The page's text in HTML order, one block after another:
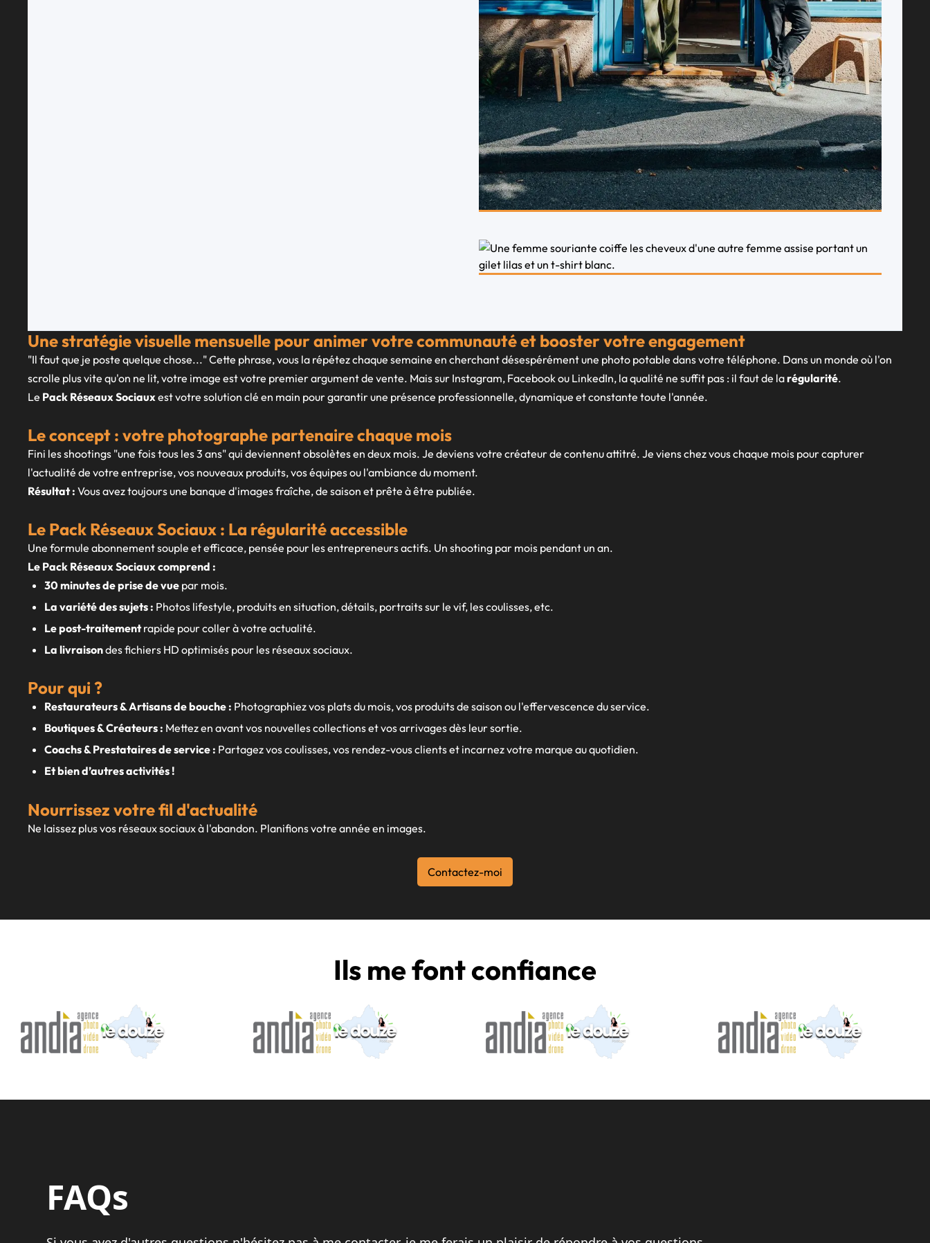
Une stratégie visuelle mensuelle pour animer votre communauté et booster votre engagement
"Il faut que je poste quelque chose..." Cette phrase, vous la répétez chaque semaine en cherchant désespérément une photo potable dans votre téléphone. Dans un monde où l'on
scrolle plus vite qu'on ne lit, votre image est votre premier argument de vente. Mais sur Instagram, Facebook ou LinkedIn, la qualité ne suffit pas : il faut de larégularité.
Le Pack Réseaux Sociauxest votre solution clé en main pour garantir une présence professionnelle, dynamique et constante toute l'année.
Le concept : votre photographe partenaire chaque mois
Fini les shootings "une fois tous les 3 ans" qui deviennent obsolètes en deux mois. Je deviens votre créateur de contenu attitré. Je viens chez vous chaque mois pour capturer
l'actualité de votre entreprise, vos nouveaux produits, vos équipes ou l'ambiance du moment.
Résultat : Vous avez toujours une banque d'images fraîche, de saison et prête à être publiée.
Le Pack Réseaux Sociaux : La régularité accessible
Une formule abonnement souple et efficace, pensée pour les entrepreneurs actifs. Un shooting par mois pendant un an.
Le Pack Réseaux Sociaux comprend :
30 minutes de prise de vue par mois.
La variété des sujets : Photos lifestyle, produits en situation, détails, portraits sur le vif, les coulisses, etc.
Le post-traitementrapide pour coller à votre actualité.
La livraisondes fichiers HD optimisés pour les réseaux sociaux.
Pour qui ?
Restaurateurs & Artisans de bouche : Photographiez vos plats du mois, vos produits de saison ou l'effervescence du service.
Boutiques & Créateurs : Mettez en avant vos nouvelles collections et vos arrivages dès leur sortie.
Coachs & Prestataires de service : Partagez vos coulisses, vos rendez-vous clients et incarnez votre marque au quotidien.
Et bien d’autres activités !
Nourrissez votre fil d'actualité
Ne laissez plus vos réseaux sociaux à l'abandon. Planifions votre année en images.
Contactez-moi
Ils me font confiance
FAQs